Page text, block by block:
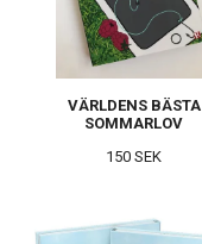
VÄRLDENS BÄSTA
SOMMARLOV
150 SEK